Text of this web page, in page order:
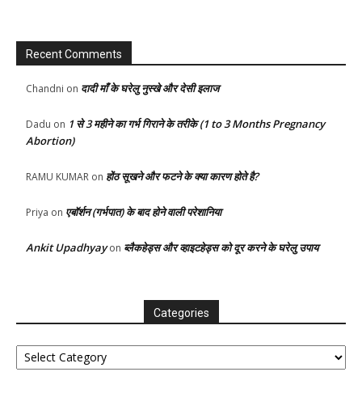
Recent Comments
Chandni on दादी माँ के घरेलु नुस्खे और देसी इलाज
Dadu on 1 से 3 महीने का गर्भ गिराने के तरीके (1 to 3 Months Pregnancy
Abortion)
RAMU KUMAR on होंठ सूखने और फटने के क्या कारण होते है?
Priya on एबॉर्शन (गर्भपात) के बाद होने वाली परेशानिया
Ankit Upadhyayon ब्लैकहेड्स और व्हाइटहेड्स को दूर करने के घरेलु उपाय
Categories
Categories